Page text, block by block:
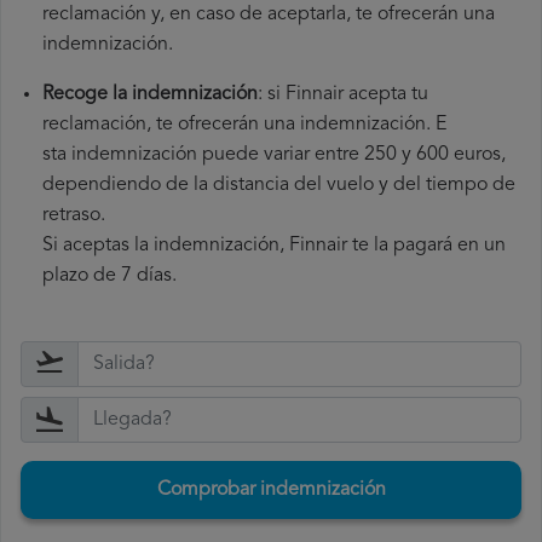
reclamación y, en caso de aceptarla, te ofrecerán una
indemnización.
Recoge la indemnización: si Finnair acepta tu
reclamación, te ofrecerán una indemnización. E
sta indemnización puede variar entre 250 y 600 euros,
dependiendo de la distancia del vuelo y del tiempo de
retraso.
Si aceptas la indemnización, Finnair te la pagará en un
plazo de 7 días.
Comprobar indemnización